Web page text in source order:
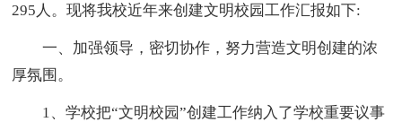
295人。现将我校近年来创建文明校园工作汇报如下:
一、加强领导，密切协作，努力营造文明创建的浓
厚氛围。
1、学校把“文明校园”创建工作纳入了学校重要议事